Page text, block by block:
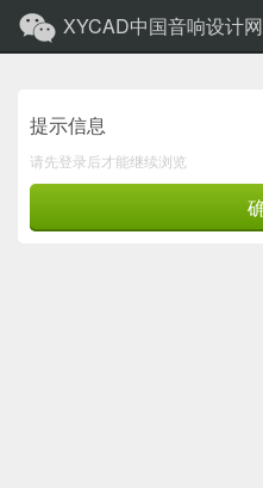
XYCAD中国音响设计网
提示信息
请先登录后才能继续浏览